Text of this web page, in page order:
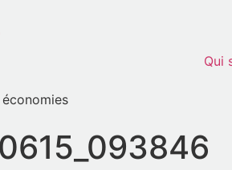
Qui